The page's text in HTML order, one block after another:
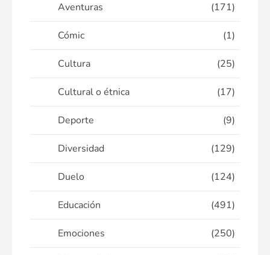
Aventuras (171)
Cómic (1)
Cultura (25)
Cultural o étnica (17)
Deporte (9)
Diversidad (129)
Duelo (124)
Educación (491)
Emociones (250)